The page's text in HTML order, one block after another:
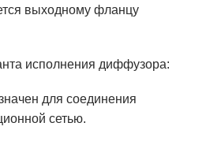
выходному фланцу
исполнения диффузора:
для соединения
сетью.